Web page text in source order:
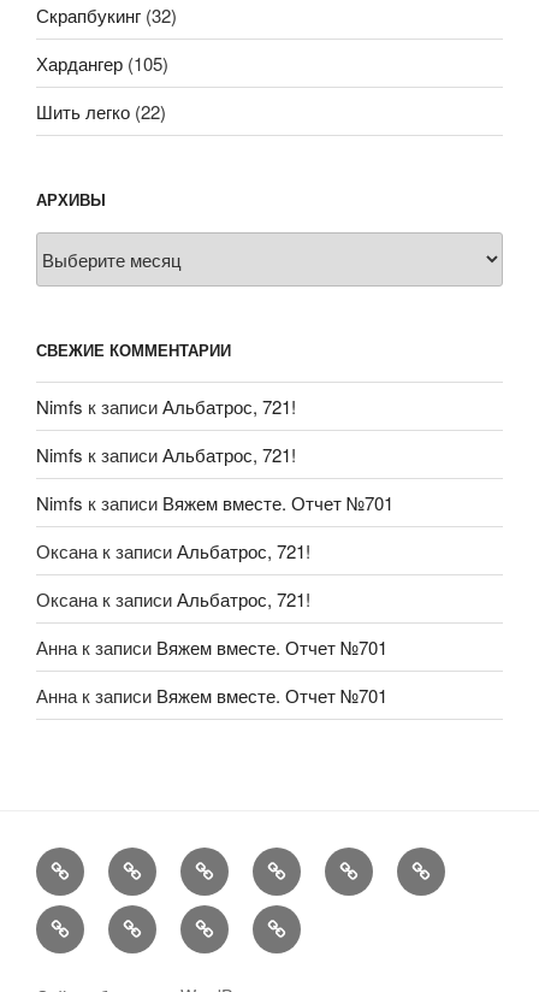
Скрапбукинг (32)
Хардангер (105)
Шить легко (22)
АРХИВЫ
СВЕЖИЕ КОММЕНТАРИИ
Nimfs к записиАльбатрос, 721!
Nimfs к записиАльбатрос, 721!
Nimfs к записи Вяжем вместе. Отчет №701
Оксана к записиАльбатрос, 721!
Оксана к записиАльбатрос, 721!
Анна к записи Вяжем вместе. Отчет №701
Анна к записи Вяжем вместе. Отчет №701
FAQ Рукоделие
А
еще
Мы КонкурсыОбменник
ХвастаемсяСтатьи Aukara
Shop
User
Profile